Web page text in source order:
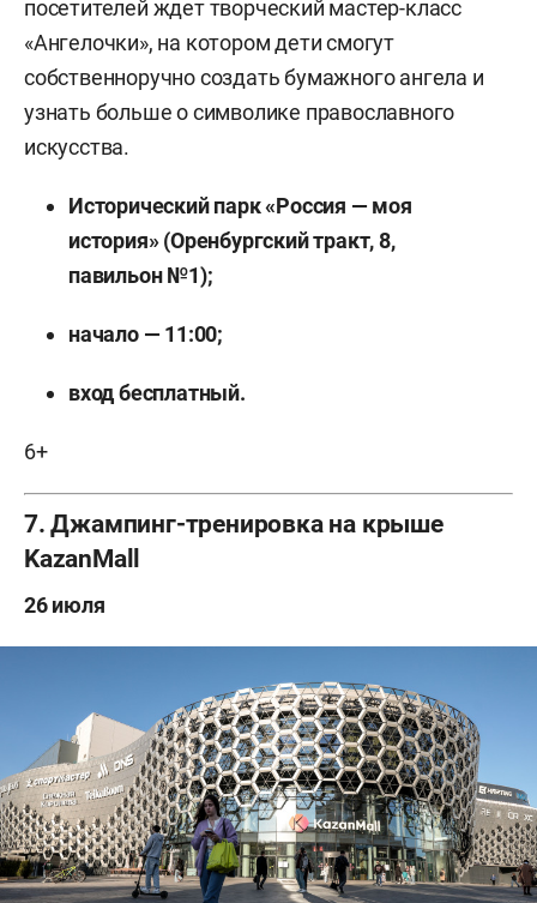
посетителей ждет творческий мастер-класс
«Ангелочки», на котором дети смогут
собственноручно создать бумажного ангела и
узнать больше о символике православного
искусства.
Исторический парк «Россия — моя
история» (Оренбургский тракт, 8,
павильон №1);
начало — 11:00;
вход бесплатный.
6+
7. Джампинг-тренировка на крыше
KazanMall
26 июля